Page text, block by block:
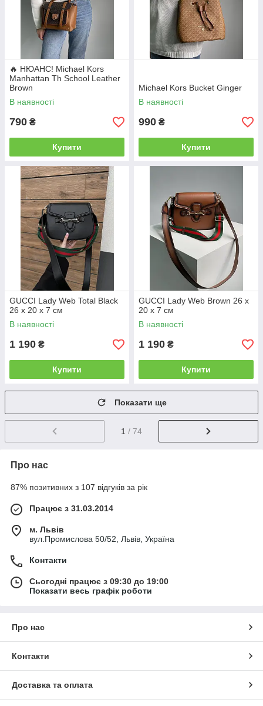
🔥 НЮАНС! Michael Kors
Manhattan Th School Leather
Brown
В наявності
790 ₴
Купити
Michael Kors Bucket Ginger
В наявності
990 ₴
Купити
GUCCI Lady Web Total Black
26 х 20 х 7 см
В наявності
1 190 ₴
Купити
GUCCI Lady Web Brown 26 х
20 х 7 см
В наявності
1 190 ₴
Купити
Показати ще
1 / 74
Про нас
87% позитивних з 107 відгуків за рік
Працює з 31.03.2014
м. Львів
вул.Промислова 50/52, Львів, Україна
Контакти
Сьогодні працює з 09:30 до 19:00
Показати весь графік роботи
Про нас
Контакти
Доставка та оплата